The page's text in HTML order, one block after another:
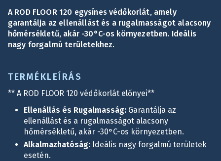
A ROD FLOOR 120 egysínes védőkorlát, amely
garantálja az ellenállást és a rugalmasságot alacsony
hőmérsékletű, akár -30°C-os környezetben. Ideális
nagy forgalmú területekhez.
TERMÉKLEÍRÁS
** A ROD FLOOR 120 védőkorlát előnyei**
Ellenállás és Rugalmasság: Garantálja az
ellenállást és a rugalmasságot alacsony
hőmérsékletű, akár -30°C-os környezetben.
Alkalmazhatóság: Ideális nagy forgalmú területek
esetén.